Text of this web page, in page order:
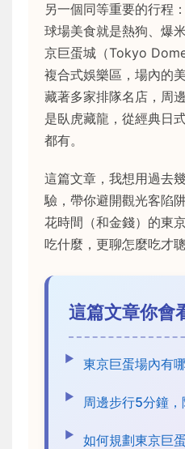
另一個同等重要的行程
球場美食就是熱狗、爆
京巨蛋城（Tokyo
複合式娛樂區，場內的
藏著多家排隊名店，周
是臥虎藏龍，從經典日
都有。
這篇文章，我想用過去
驗，帶你避開觀光客陷
花時間（和金錢）的東
吃什麼，更聊怎麼吃才聰
這篇文章你會
東京巨蛋場內有
周邊步行5分鐘
如何規劃東京巨